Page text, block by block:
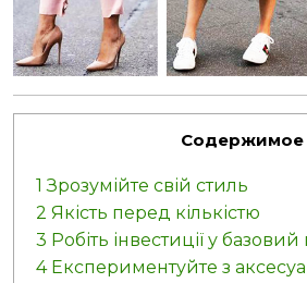
Содержимое
1 Зрозумійте свій стиль
2 Якість перед кількістю
3 Робіть інвестиції у
4Експериментуйте з